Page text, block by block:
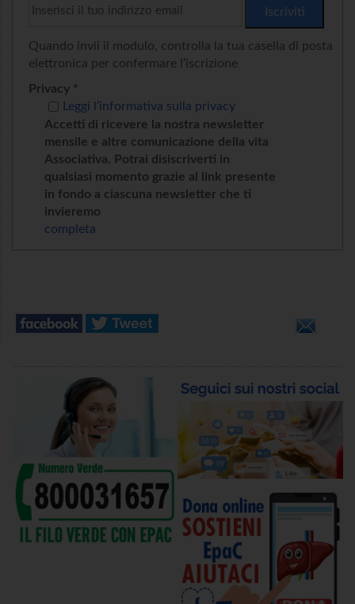
Quando invii il modulo, controlla la tua casella di posta
elettronica per confermare l’iscrizione
Privacy *
Accetti di ricevere la nostra newsletter
mensile e altre comunicazione della vita
Associativa. Potrai disiscriverti in
qualsiasi momento grazie al link presente
in fondo a ciascuna newsletter che ti
invieremo
Leggi l’informativa sulla privacy
completa